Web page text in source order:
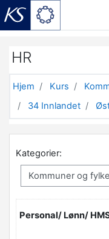
HR
Hjem Kurs
34 Innlandet
Kategorier:
Personal/ Lønn/